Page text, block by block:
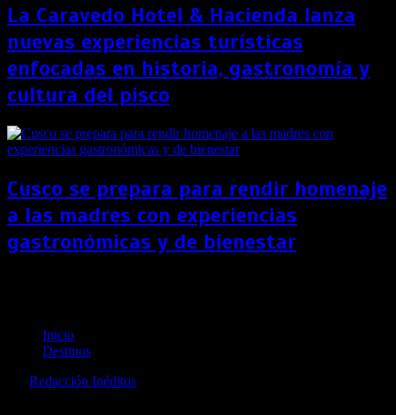
La Caravedo Hotel & Hacienda lanza
nuevas experiencias turísticas
enfocadas en historia, gastronomía y
cultura del pisco
Cusco se prepara para rendir homenaje
a las madres con experiencias
gastronómicas y de bienestar
Inicio
Destinos
Redacción Inéditos